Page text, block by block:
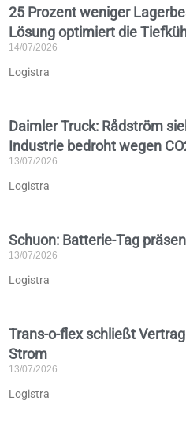
25 Prozent weniger
Lösung optimiert die
14/07/2026
Logistra
Daimler Truck: Rådström
Industrie bedroht wegen
13/07/2026
Logistra
Schuon: Batterie-Tag
13/07/2026
Logistra
Trans-o-flex schließt
Strom
13/07/2026
Logistra